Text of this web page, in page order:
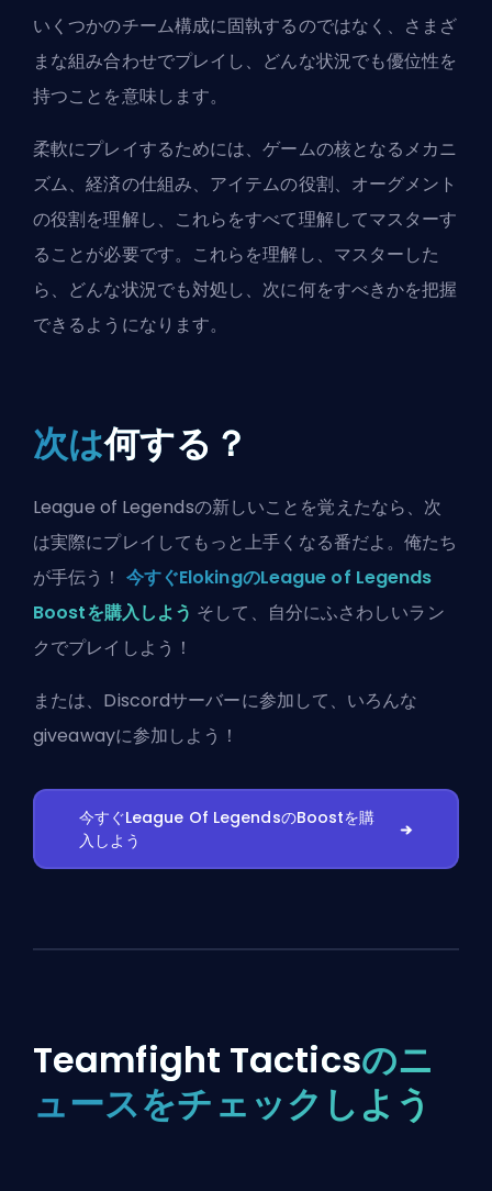
いくつかのチーム構成に固執するのではなく、さまざ
まな組み合わせでプレイし、どんな状況でも優位性を
持つことを意味します。
柔軟にプレイするためには、ゲームの核となるメカニ
ズム、経済の仕組み、アイテムの役割、オーグメント
の役割を理解し、これらをすべて理解してマスターす
ることが必要です。これらを理解し、マスターした
ら、どんな状況でも対処し、次に何をすべきかを把握
できるようになります。
次は何する？
League of Legendsの新しいことを覚えたなら、次
は実際にプレイしてもっと上手くなる番だよ。俺たち
が手伝う！ 今すぐElokingのLeague of Legends
Boostを購入しよう そして、自分にふさわしいラン
クでプレイしよう！
または、 Discordサーバーに参加して、いろんな
giveawayに参加しよう！
今すぐLeague Of LegendsのBoostを購
入しよう
Teamfight Tacticsのニ
ュースをチェックしよう